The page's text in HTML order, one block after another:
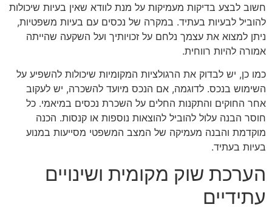
חשוב לבצע בדיקות מעמיקות על מנת לוודא שאין בעיות שיכולות
להוביל לבעיות בעתיד. במקרה של נכסים עם בעיות משפטיות,
ניתן למצוא את עצמך נלחם על זכויותיך ועל השקעה שהייתה
אמורה להיות רווחית.
כמו כן, יש לבדוק את הרגולציות המקומיות שיכולות להשפיע על
השימוש בנכס. לדוגמה, אם הנכס מיועד להשכרה, יש לעקוב
אחר החוקים והתקנות החלים על השכרת נכסים במיאמי. כל
חוסר הבנה עלול להוביל להוצאות נוספות או קנסות. הכנה
מוקדמת והבנה מעמיקה של המצב המשפטי מסייעות במנוע
בעיות בעתיד.
הערכת שוק מקומית ושינויים
עתידיים